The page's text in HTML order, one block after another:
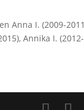
Anna I. (2009-
Annika I.